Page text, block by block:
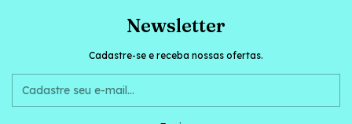
Newsletter
Cadastre-se e receba nossas ofertas.